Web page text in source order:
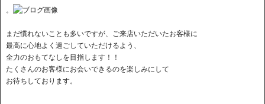
。
まだ慣れないことも多いですが、ご来店いただいたお客様に
最高に心地よく過ごしていただけるよう、
全力のおもてなしを目指します！！
たくさんのお客様にお会いできるのを楽しみにして
お待ちしております。